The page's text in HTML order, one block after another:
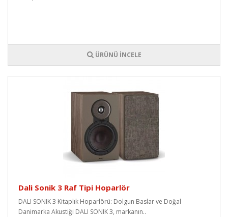
ÜRÜNÜ İNCELE
Dali Sonik 3 Raf Tipi Hoparlör
DALI SONIK 3 Kitaplık Hoparlörü: Dolgun Baslar ve Doğal
Danimarka Akustiği DALI SONIK 3, markanın..